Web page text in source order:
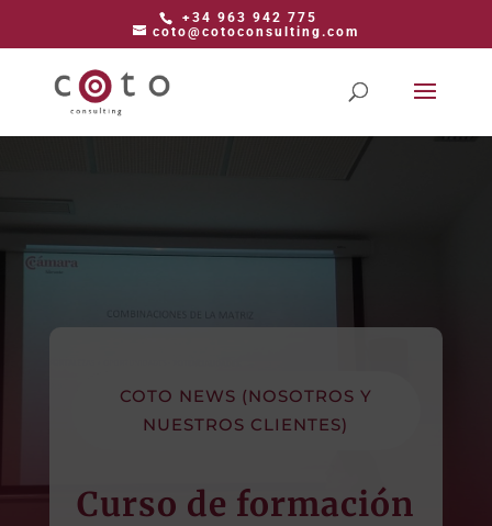
+34 963 942 775
coto@cotoconsulting.com
COTO NEWS (NOSOTROS Y
NUESTROS CLIENTES)
Curso de formación